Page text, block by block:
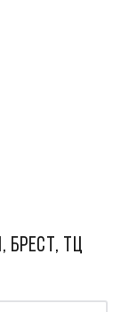
Брест, ТЦ